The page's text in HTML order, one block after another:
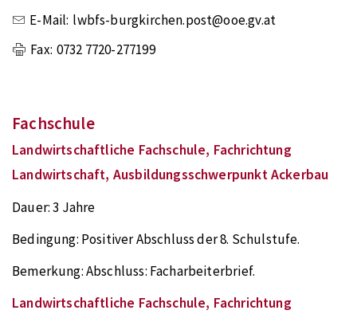
E-Mail: lwbfs-burgkirchen.post@ooe.gv.at
Fax: 0732 7720-277199
Fachschule
Landwirtschaftliche Fachschule, Fachrichtung
Landwirtschaft, Ausbildungsschwerpunkt Ackerbau
Dauer:3 Jahre
Bedingung: Positiver Abschluss der 8. Schulstufe.
Bemerkung:Abschluss: Facharbeiterbrief.
Landwirtschaftliche Fachschule, Fachrichtung